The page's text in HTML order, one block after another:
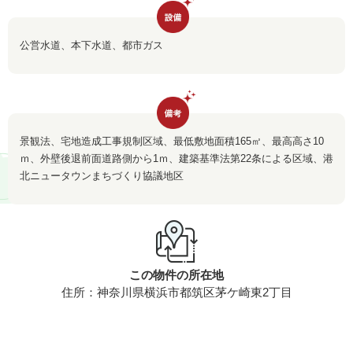
公営水道、本下水道、都市ガス
景観法、宅地造成工事規制区域、最低敷地面積165㎡、最高高さ10
ｍ、外壁後退前面道路側から1ｍ、建築基準法第22条による区域、港
北ニュータウンまちづくり協議地区
この物件の所在地
住所：神奈川県横浜市都筑区茅ケ崎東2丁目